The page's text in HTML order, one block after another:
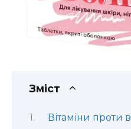
Зміст
Вітаміни проти